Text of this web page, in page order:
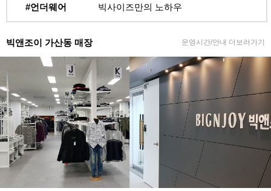
#언더웨어 빅사이즈만의 노하우
빅앤조이 가산동 매장 운영시간/안내 더보러가기